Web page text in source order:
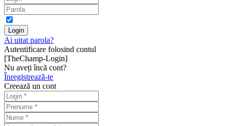
Ai uitat parola?
Autentificare folosind contul
[TheChamp-Login]
Nu aveți încă cont?
Înregistrează-te
Creează un cont